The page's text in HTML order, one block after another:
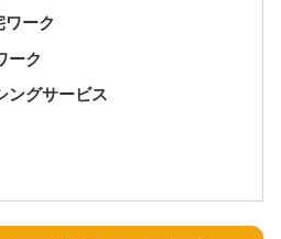
ワーク
ーク
ングサービス